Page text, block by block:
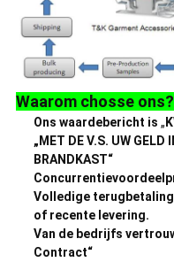
Waarom chosse ons?
Ons waardebericht is „
„MET DE V.S. UW GELD
BRANDKAST“
Volledige
of recente levering.
Van de bedrijfs
Contract“